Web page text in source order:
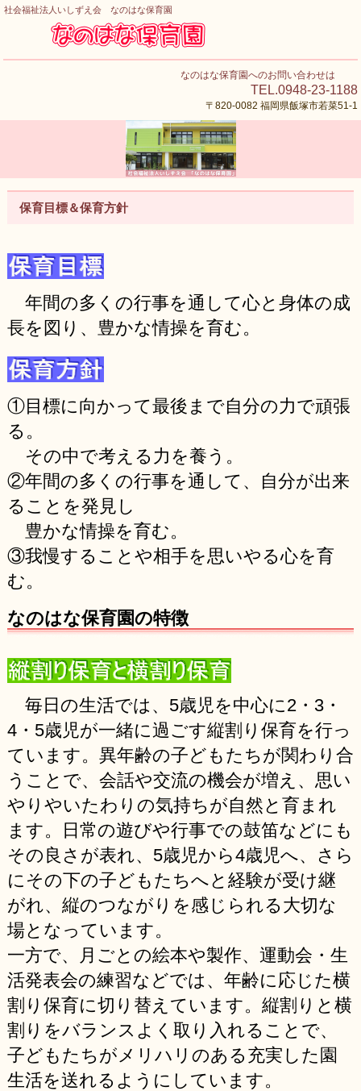
社会福祉法人いしずえ会 なのはな保育園
なのはな保育園へのお問い合わせは
TEL.0948-23-1188
〒820-0082 福岡県飯塚市若菜51-1
保育目標＆保育方針
年間の多くの行事を通して心と身体の成
長を図り、豊かな情操を育む。
①目標に向かって最後まで自分の力で頑張
る。
その中で考える力を養う。
②年間の多くの行事を通して、自分が出来
ることを発見し
豊かな情操を育む。
③我慢することや相手を思いやる心を育
む。
なのはな保育園の特徴
毎日の生活では、5歳児を中心に2・3・
4・5歳児が一緒に過ごす縦割り保育を行っ
ています。異年齢の子どもたちが関わり合
うことで、会話や交流の機会が増え、思い
やりやいたわりの気持ちが自然と育まれ
ます。日常の遊びや行事での鼓笛などにも
その良さが表れ、5歳児から4歳児へ、さら
にその下の子どもたちへと経験が受け継
がれ、縦のつながりを感じられる大切な
場となっています。
一方で、月ごとの絵本や製作、運動会・生
活発表会の練習などでは、年齢に応じた横
割り保育に切り替えています。縦割りと横
割りをバランスよく取り入れることで、
子どもたちがメリハリのある充実した園
生活を送れるようにしています。